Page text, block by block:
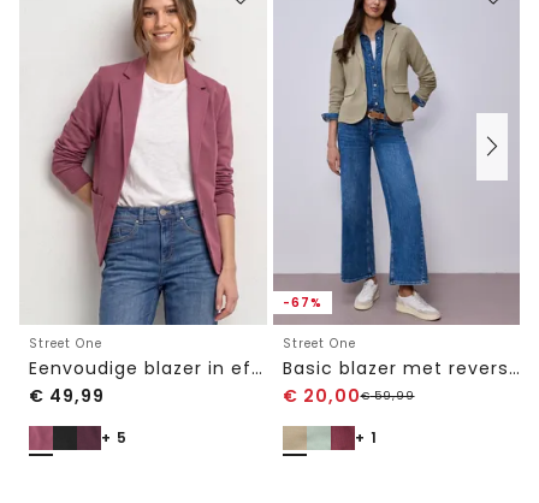
Street One
Eenvoudige blazer in effen kleur
€ 49,99
+ 5
-67%
Street One
Basic blazer met reverskraag
€ 20,00€59,99
+ 1